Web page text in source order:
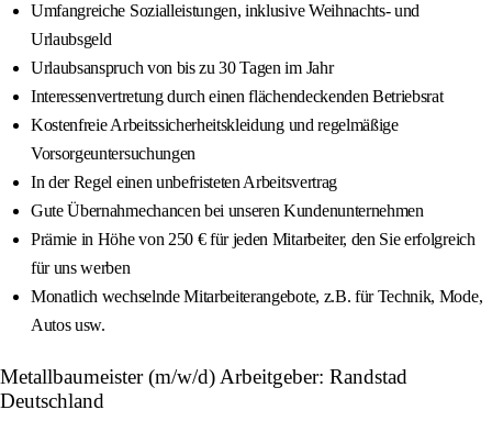
Umfangreiche Sozialleistungen, inklusive Weihnachts- und
Urlaubsgeld
Urlaubsanspruch von bis zu 30 Tagen im Jahr
Interessenvertretung durch einen flächendeckenden Betriebsrat
Kostenfreie Arbeitssicherheitskleidung und regelmäßige
Vorsorgeuntersuchungen
In der Regel einen unbefristeten Arbeitsvertrag
Gute Übernahmechancen bei unseren Kundenunternehmen
Prämie in Höhe von 250 € für jeden Mitarbeiter, den Sie erfolgreich
für uns werben
Monatlich wechselnde Mitarbeiterangebote, z.B. für Technik, Mode,
Autos usw.
Metallbaumeister (m/w/d) Arbeitgeber: Randstad
Deutschland